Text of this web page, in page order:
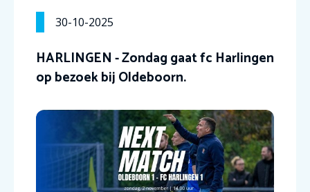
30-10-2025
HARLINGEN - Zondag gaat fc Harlingen
op bezoek bij Oldeboorn.